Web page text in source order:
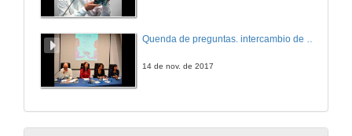
Quenda de preguntas. intercambio de experiencias entre profesionais da creación e das bibliotecas: o catálogo de Boloña, un recurso
14 de nov. de 2017